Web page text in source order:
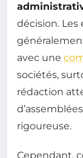
décision.
avec une
sociétés,
rédaction
rigoureuse.
Cependant,